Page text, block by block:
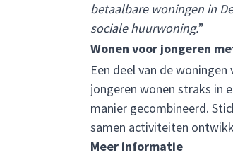
betaalbare woningen in
sociale huurwoning.”
Wonen voor jongeren
Een deel van de
jongeren wonen straks in
manier gecombineerd.
samen activiteiten
Meer informatie